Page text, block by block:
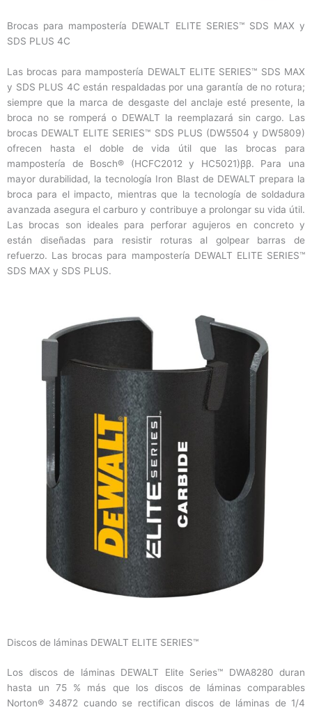
Brocas para mampostería DEWALT ELITE SERIES™ SDS MAX y
SDS PLUS 4C
Las brocas para mampostería DEWALT ELITE SERIES™ SDS MAX
y SDS PLUS 4C están respaldadas por una garantía de no rotura;
siempre que la marca de desgaste del anclaje esté presente, la
broca no se romperá o DEWALT la reemplazará sin cargo. Las
brocas DEWALT ELITE SERIES™ SDS PLUS (DW5504 y DW5809)
ofrecen hasta el doble de vida útil que las brocas para
mampostería de Bosch® (HCFC2012 y HC5021)ββ. Para una
mayor durabilidad, la tecnología Iron Blast de DEWALT prepara la
broca para el impacto, mientras que la tecnología de soldadura
avanzada asegura el carburo y contribuye a prolongar su vida útil.
Las brocas son ideales para perforar agujeros en concreto y
están diseñadas para resistir roturas al golpear barras de
refuerzo. Las brocas para mampostería DEWALT ELITE SERIES™
SDS MAX y SDS PLUS.
Discos de láminas DEWALT ELITE SERIES™
Los discos de láminas DEWALT Elite Series™ DWA8280 duran
hasta un 75 % más que los discos de láminas comparables
Norton® 34872 cuando se rectifican discos de láminas de 1/4